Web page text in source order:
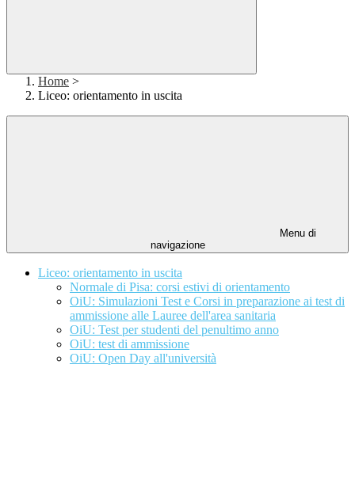
Home >
Liceo: orientamento in uscita
Menu di
navigazione
Liceo: orientamento in uscita
Normale di Pisa: corsi estivi di orientamento
OiU: Simulazioni Test e Corsi in preparazione ai test di
ammissione alle Lauree dell'area sanitaria
OiU: Test per studenti del penultimo anno
OiU: test di ammissione
OiU: Open Day all'università